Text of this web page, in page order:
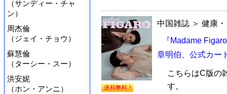
（サンディー・チャ
ン）
周杰倫
（ジェイ・チョウ）
蘇慧倫
（ターシー・スー）
洪安妮
（ホン・アンニ）
中国雑誌 ＞ 健康
『Madame
章明伯、公式カー
こちらはC版の
す。